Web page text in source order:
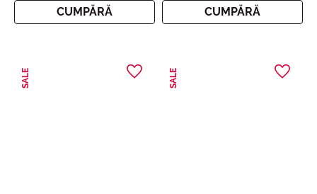
CUMPĂRĂ CUMPĂRĂ
SALE SALE